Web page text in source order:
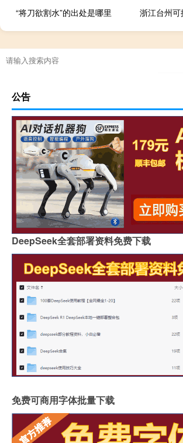
“将刀欲割水”的出处是哪里
公告
DeepSeek全套部署资料免费下载
免费可商用字体批量下载